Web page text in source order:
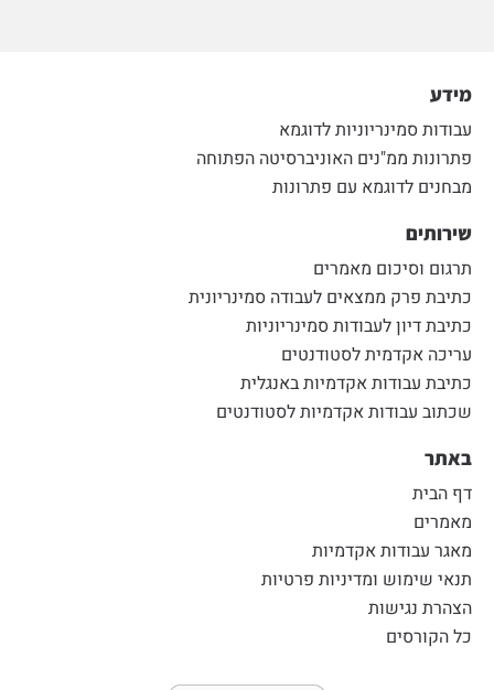
מידע
עבודות סמינריוניות לדוגמא
פתרונות ממ"נים האוניברסיטה הפתוחה
מבחנים לדוגמא עם פתרונות
שירותים
תרגום וסיכום מאמרים
כתיבת פרק ממצאים לעבודה סמינריונית
כתיבת דיון לעבודות סמינריוניות
עריכה אקדמית לסטודנטים
כתיבת עבודות אקדמיות באנגלית
שכתוב עבודות אקדמיות לסטודנטים
באתר
דף הבית
מאמרים
מאגר עבודות אקדמיות
תנאי שימוש ומדיניות פרטיות
הצהרת נגישות
כל הקורסים